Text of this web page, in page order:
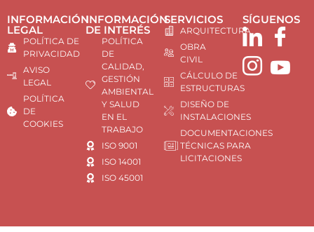
INFORMACIÓN
LEGAL
POLÍTICA DE
PRIVACIDAD
AVISO
LEGAL
POLÍTICA
DE
COOKIES
INFORMACIÓN
DE INTERÉS
POLÍTICA
DE
CALIDAD,
GESTIÓN
AMBIENTAL
Y SALUD
EN EL
TRABAJO
ISO 9001
ISO 14001
ISO 45001
SERVICIOS
ARQUITECTURA
OBRA
CIVIL
CÁLCULO DE
ESTRUCTURAS
DISEÑO DE
INSTALACIONES
DOCUMENTACIONES
TÉCNICAS PARA
LICITACIONES
SÍGUENOS